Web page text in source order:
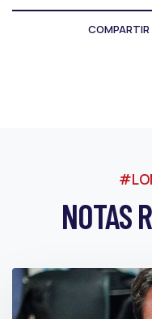
COMPARTIR
NOTAS